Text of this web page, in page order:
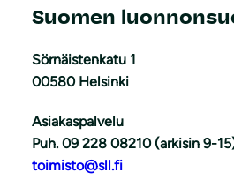
Suomen
Sörnäistenkatu 1
00580 Helsinki
Asiakaspalvelu
Puh. 09 228 08210 (arkisin 9-
toimisto@sll.fi